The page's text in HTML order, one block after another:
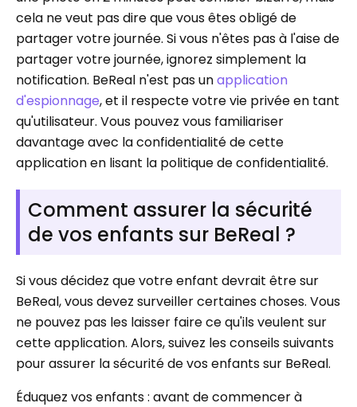
cela ne veut pas dire que vous êtes obligé de
partager votre journée. Si vous n'êtes pas à l'aise de
partager votre journée, ignorez simplement la
notification. BeReal n'est pas unapplication
d'espionnage, et il respecte votre vie privée en tant
qu'utilisateur. Vous pouvez vous familiariser
davantage avec la confidentialité de cette
application en lisant la politique de confidentialité.
Comment assurer la sécurité
de vos enfants sur BeReal ?
Si vous décidez que votre enfant devrait être sur
BeReal, vous devez surveiller certaines choses. Vous
ne pouvez pas les laisser faire ce qu'ils veulent sur
cette application. Alors, suivez les conseils suivants
pour assurer la sécurité de vos enfants sur BeReal.
Éduquez vos enfants : avant de commencer à